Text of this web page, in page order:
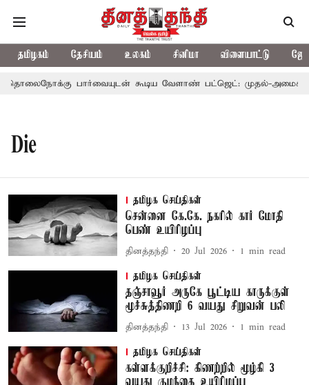
தமிழகம் தேசியம் உலகம் சினிமா விளையாட்டு
பார்வையுடன் கூடிய வேளாண் பட்ஜெட்: முதல்-அமைச்சர்
Die
தமிழக செய்திகள்
சென்னை கே.கே. நகரில் கார் மோதி
பெண் உயிரிழப்பு
தினத்தந்தி 20 Jul 2026 1 min read
தமிழக செய்திகள்
தஞ்சாவூர் அருகே பூட்டிய காருக்குள்
மூச்சுத்திணறி 6 வயது சிறுவன் பலி
தினத்தந்தி 13 Jul 2026 1 min read
தமிழக செய்திகள்
கள்ளக்குறிச்சி: கிணற்றில் மூழ்கி 3
வயது குழந்தை உயிரிழப்பு